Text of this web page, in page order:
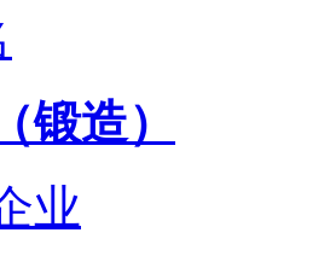
锻造）
业